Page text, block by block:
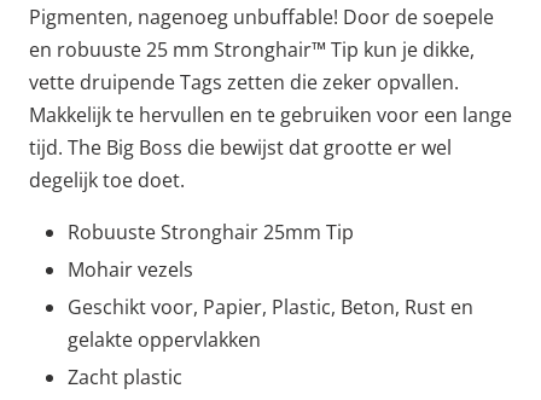
Pigmenten, nagenoeg unbuffable! Door de soepele
en robuuste 25 mm Stronghair™ Tip kun je dikke,
vette druipende Tags zetten die zeker opvallen.
Makkelijk te hervullen en te gebruiken voor een lange
tijd. The Big Boss die bewijst dat grootte er wel
degelijk toe doet.
Robuuste Stronghair 25mm Tip
Mohair vezels
Geschikt voor, Papier, Plastic, Beton, Rust en
gelakte oppervlakken
Zacht plastic